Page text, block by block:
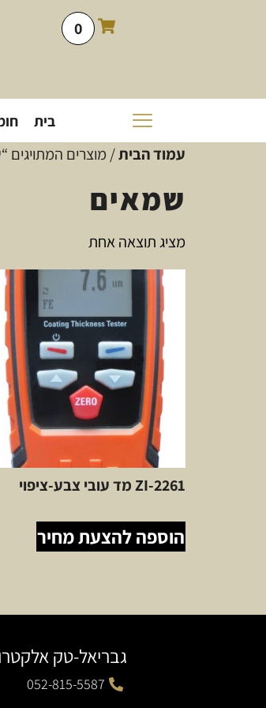
0
בית
עמוד הבית/ מוצרים המתויגים
שמאים
מציג תוצאה אחת
ZI-2261 מד עובי צבע-ציפוי
הוספה להצעת מחיר
גבריאל-טק
052-815-5587